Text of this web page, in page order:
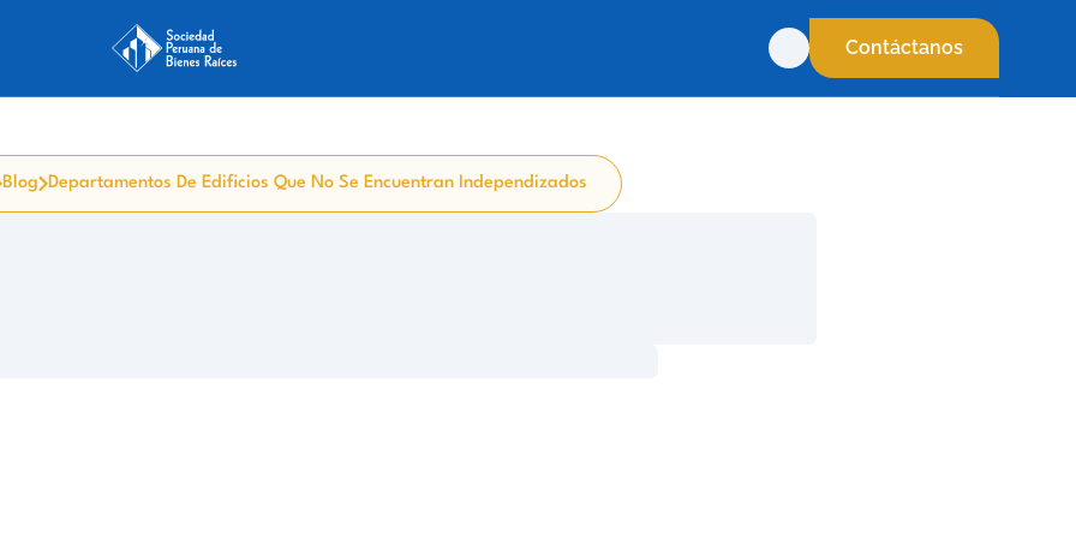
Contáctanos
Blog Departamentos De Edificios Que No Se Encuentran Independizados